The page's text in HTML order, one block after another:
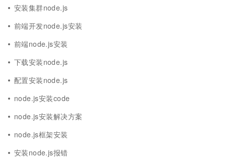
安装集群node.js
前端开发node.js安装
前端node.js安装
下载安装node.js
配置安装node.js
node.js安装code
node.js安装解决方案
node.js框架安装
安装node.js报错